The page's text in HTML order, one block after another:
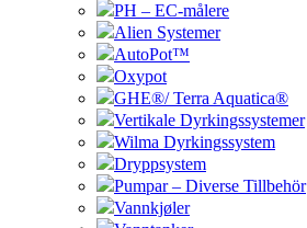
PH – EC-målere
Alien Systemer
AutoPot™
Oxypot
GHE®/ Terra Aquatica®
Vertikale Dyrkingssystemer
Wilma Dyrkingssystem
Dryppsystem
Pumpar – Diverse Tillbehör
Vannkjøler